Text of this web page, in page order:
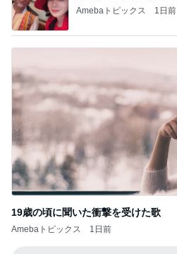
Amebaトピックス 1日前
19歳の頃に聞いた衝撃を受けた歌
Amebaトピックス 1日前